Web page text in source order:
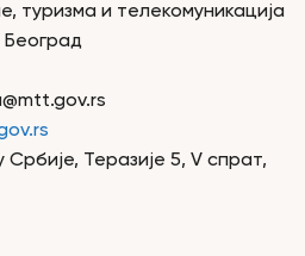
туризма и телекомуникација
Београд
Србије, Теразије 5, V спрат,